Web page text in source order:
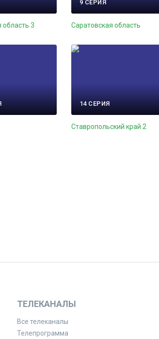
область 3
9 СЕРИЯ
Саратовская область
14 СЕРИЯ
Ставропольский край 2
ТЕЛЕКАНАЛЫ
Все телеканалы
Телепрограмма